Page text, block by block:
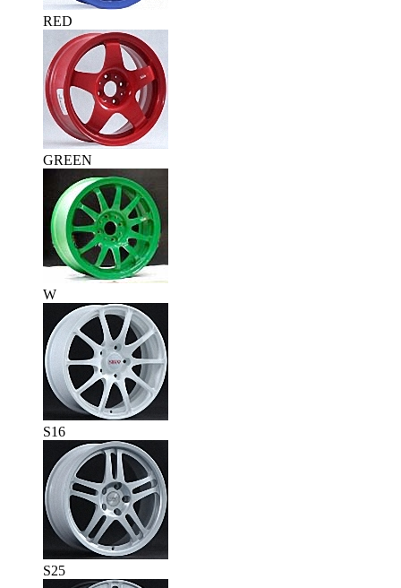
RED
GREEN
W
S16
S25